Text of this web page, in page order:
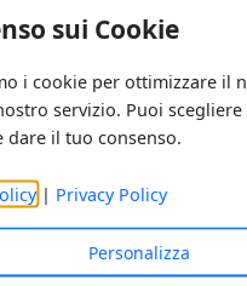
sui Cookie
i cookie per ottimizzare il
servizio. Puoi scegliere
dare il tuo consenso.
| Privacy Policy
Personalizza